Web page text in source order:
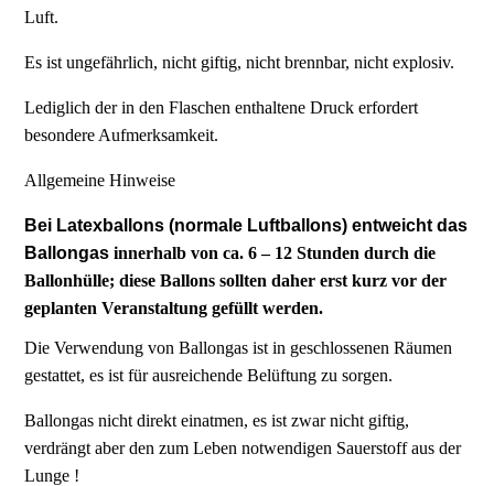
Luft.
Es ist ungefährlich, nicht giftig, nicht brennbar, nicht explosiv.
Lediglich der in den Flaschen enthaltene Druck erfordert
besondere Aufmerksamkeit.
Allgemeine Hinweise
Bei Latexballons (normale Luftballons) entweicht das
Ballongasinnerhalb von ca. 6 – 12 Stunden durch die
Ballonhülle;diese Ballons sollten daher erst kurz vor der
geplanten Veranstaltung gefüllt werden.
Die Verwendung von Ballongas ist in geschlossenen Räumen
gestattet, es ist für ausreichende Belüftung zu sorgen.
Ballongas nicht direkt einatmen, es ist zwar nicht giftig,
verdrängt aber den zum Leben notwendigen Sauerstoff aus der
Lunge !